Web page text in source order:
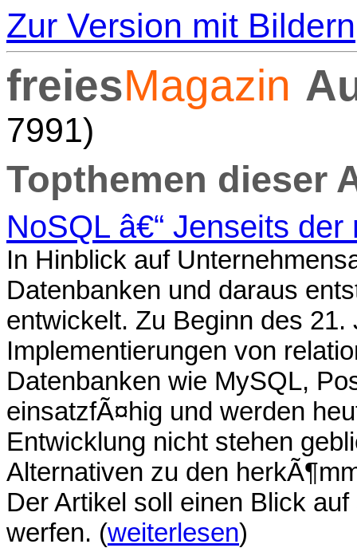
Zur Version mit Bildern
freiesMagazin
7991)
Topthemen dieser
NoSQL â€“ Jenseits
In Hinblick auf
Datenbanken und daraus
entwickelt. Zu Beginn des
Implementierungen von
Datenbanken wie MySQL,
einsatzfÃ¤hig und werden
Entwicklung nicht stehen
Alternativen zu den
Der Artikel soll einen Blick
werfen. (weiterlesen)